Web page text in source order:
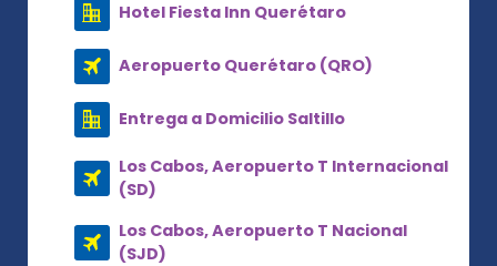
Hotel Fiesta Inn Querétaro
Aeropuerto Querétaro (QRO)
Entrega a Domicilio Saltillo
Los Cabos, Aeropuerto T Internacional
(SD)
Los Cabos, Aeropuerto T Nacional
(SJD)